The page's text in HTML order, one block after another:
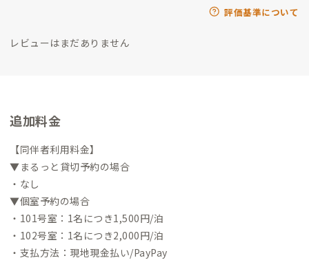
評価基準について
レビューはまだありません
追加料金
【同伴者利用料金】
▼まるっと貸切予約の場合
・なし
▼個室予約の場合
・101号室：1名につき1,500円/泊
・102号室：1名につき2,000円/泊
・支払方法：現地現金払い/PayPay